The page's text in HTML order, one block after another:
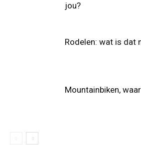
jou?
Rodelen: wat is dat
Mountainbiken,